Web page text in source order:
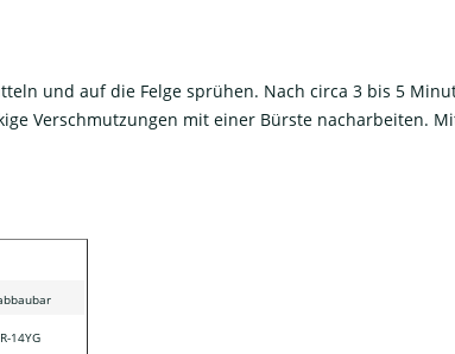
und auf die Felge sprühen. Nach circa 3 bis 5
Verschmutzungen mit einer Bürste nacharbeiten.
14YG